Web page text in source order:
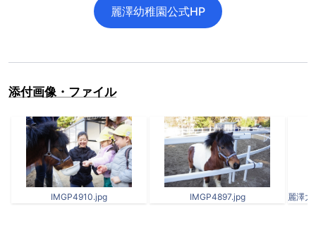
麗澤幼稚園公式HP
添付画像・ファイル
IMGP4910.jpg IMGP4897.jpg